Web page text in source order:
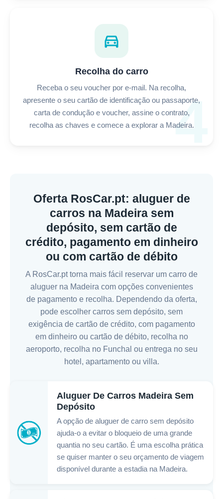
4
directions_car
Recolha do carro
Receba o seu voucher por e-mail. Na recolha,
apresente o seu cartão de identificação ou passaporte,
carta de condução e voucher, assine o contrato,
recolha as chaves e comece a explorar a Madeira.
Oferta RosCar.pt: aluguer de
carros na Madeira sem
depósito, sem cartão de
crédito, pagamento em dinheiro
ou com cartão de débito
A RosCar.pt torna mais fácil reservar um carro de
aluguer na Madeira com opções convenientes
de pagamento e recolha. Dependendo da oferta,
pode escolher carros sem depósito, sem
exigência de cartão de crédito, com pagamento
em dinheiro ou cartão de débito, recolha no
aeroporto, recolha no Funchal ou entrega no seu
hotel, apartamento ou villa.
Aluguer De Carros Madeira Sem
Depósito
A opção de aluguer de carro sem depósito
ajuda-o a evitar o bloqueio de uma grande
quantia no seu cartão. É uma escolha prática
se quiser manter o seu orçamento de viagem
disponível durante a estadia na Madeira.